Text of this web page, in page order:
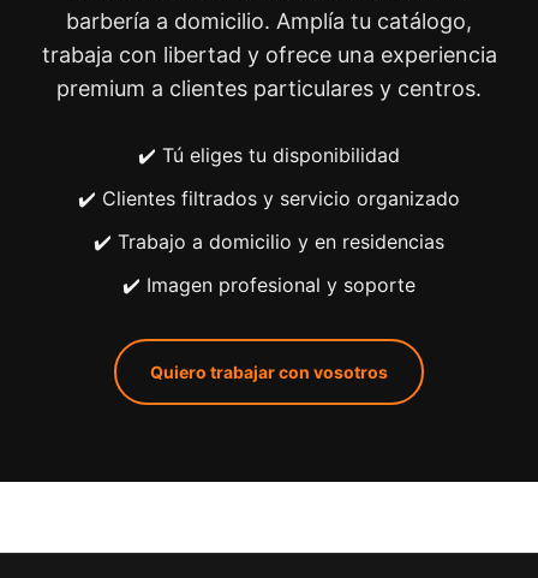
barbería a domicilio. Amplía tu catálogo,
trabaja con libertad y ofrece una experiencia
premium a clientes particulares y centros.
✔️ Tú eliges tu disponibilidad
✔️ Clientes filtrados y servicio organizado
✔️ Trabajo a domicilio y en residencias
✔️ Imagen profesional y soporte
Quiero trabajar con vosotros